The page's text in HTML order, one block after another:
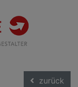
zurück